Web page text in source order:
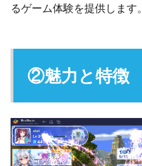
るゲーム体験を提供します。
②魅力と特徴